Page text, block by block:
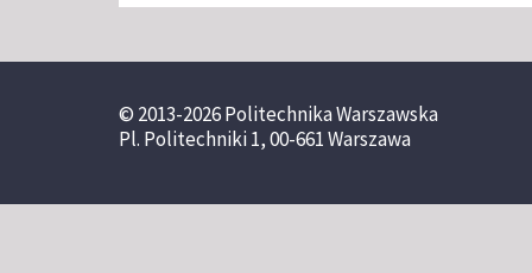
© 2013-2026 Politechnika Warszawska
Pl. Politechniki 1, 00-661 Warszawa